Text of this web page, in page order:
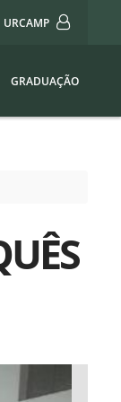
URCAMP
(Portal)
Moodle
Registros
GRADUAÇÃO